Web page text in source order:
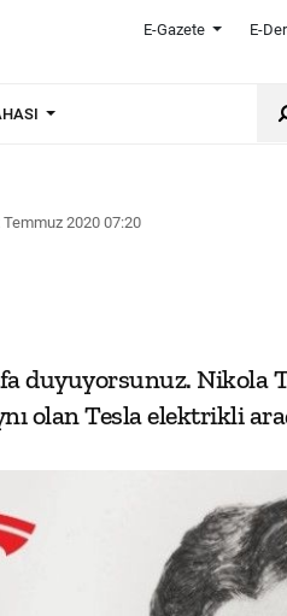
E-Gazete E-
2020 07:20
duyuyorsunuz. Nikola
olan Tesla elektrikli